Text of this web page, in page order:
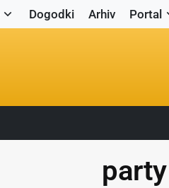
Dogodki Arhiv Portal
party